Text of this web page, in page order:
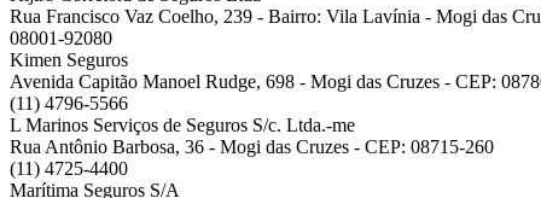
Rua Francisco Vaz Coelho, 239 - Bairro: Vila Lavínia - Mogi das
08001-92080
Kimen Seguros
Avenida Capitão Manoel Rudge, 698 - Mogi das Cruzes - CEP:
(11) 4796-5566
L Marinos Serviços de Seguros S/c. Ltda.-me
Rua Antônio Barbosa, 36 - Mogi das Cruzes - CEP: 08715-260
(11) 4725-4400
Marítima Seguros S/A